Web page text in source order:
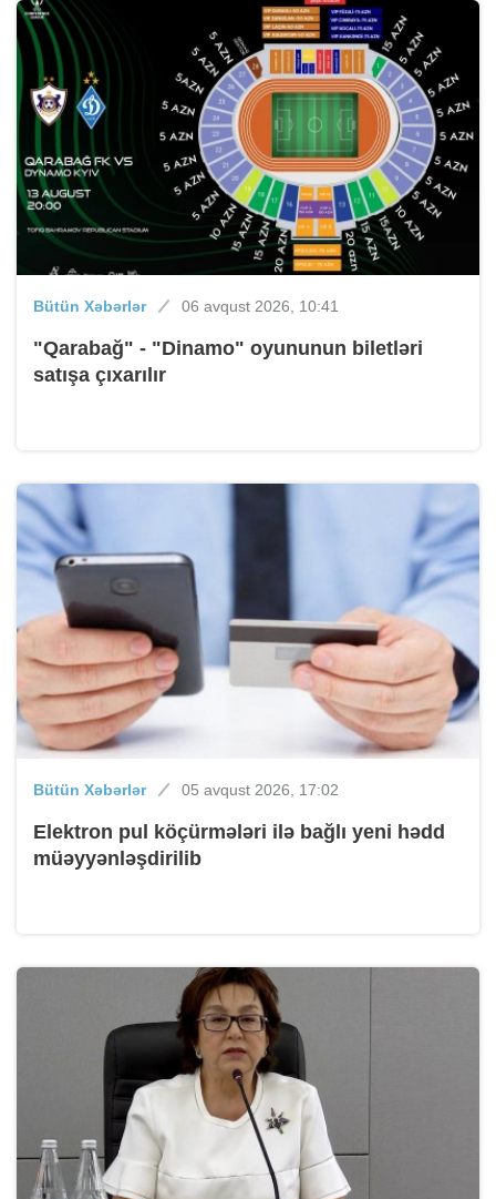
Bütün Xəbərlər 06 avqust 2026, 10:41
"Qarabağ" - "Dinamo" oyununun biletləri
satışa çıxarılır
Bütün Xəbərlər 05 avqust 2026, 17:02
Elektron pul köçürmələri ilə bağlı yeni hədd
müəyyənləşdirilib